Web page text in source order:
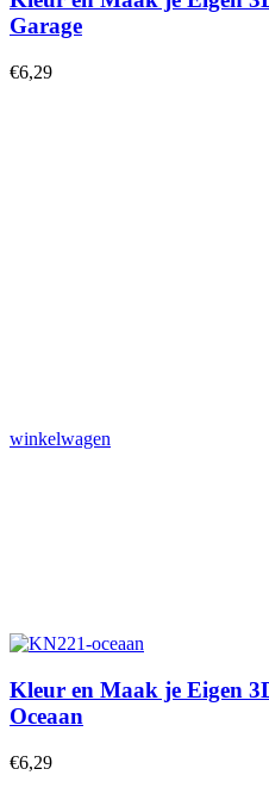
Garage
€6,29
winkelwagen
Kleur en Maak je Eigen
Oceaan
€6,29